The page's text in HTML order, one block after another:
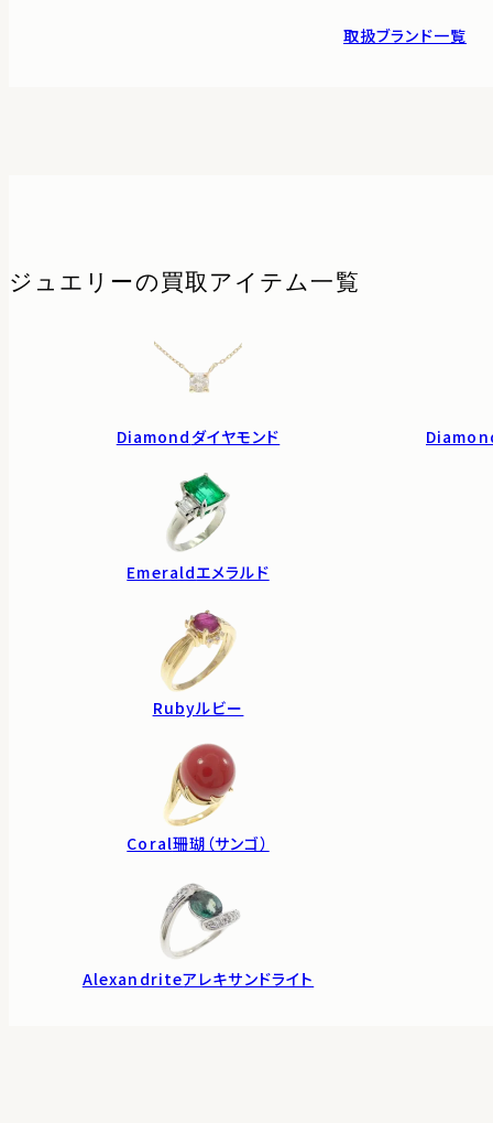
取扱ブランド一覧
ジュエリーの 買取アイテム一覧
Diamond ダイヤモンド
Emeraldエメラルド
Rubyルビー
Coral珊瑚（サンゴ）
Alexandriteアレキサンドライト